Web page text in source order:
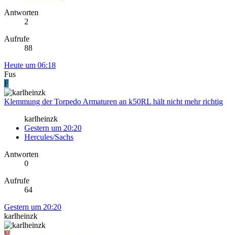
Antworten
2
Aufrufe
88
Heute um 06:18
Fus
F
Klemmung der Torpedo Armaturen an k50RL hält nicht mehr richtig
karlheinzk
Gestern um 20:20
Hercules/Sachs
Antworten
0
Aufrufe
64
Gestern um 20:20
karlheinzk